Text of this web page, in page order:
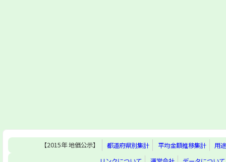
【2015年 地価公示】 都道府県別集計 平均金額推移集計
用